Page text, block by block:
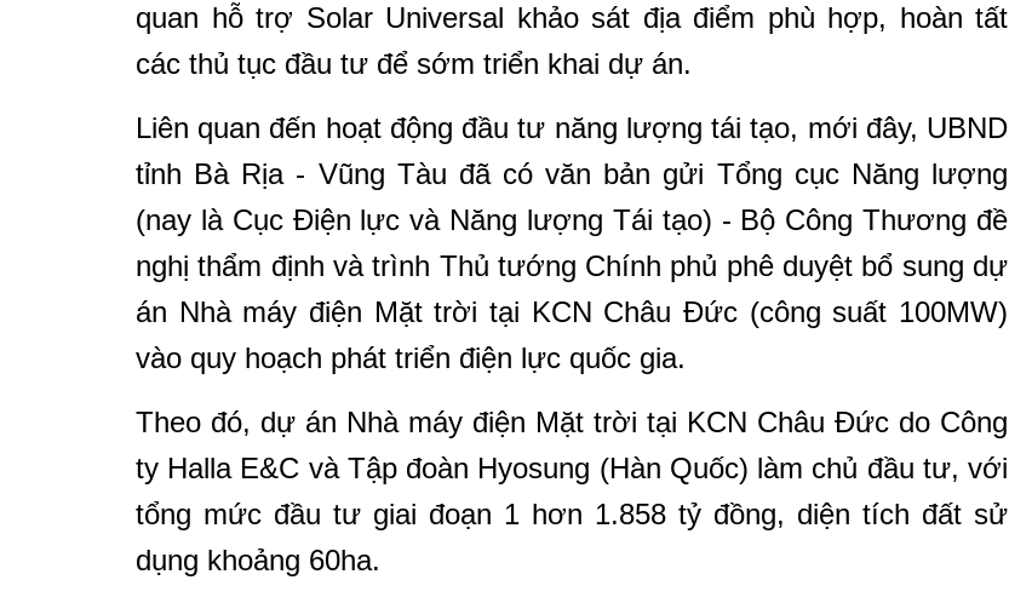
quan hỗ trợ Solar Universal khảo sát địa điểm phù hợp, hoàn tất
các thủ tục đầu tư để sớm triển khai dự án.
Liên quan đến hoạt động đầu tư năng lượng tái tạo, mới đây, UBND
tỉnh Bà Rịa - Vũng Tàu đã có văn bản gửi Tổng cục Năng lượng
(nay là Cục Điện lực và Năng lượng Tái tạo) - Bộ Công Thương đề
nghị thẩm định và trình Thủ tướng Chính phủ phê duyệt bổ sung dự
án Nhà máy điện Mặt trời tại KCN Châu Đức (công suất 100MW)
vào quy hoạch phát triển điện lực quốc gia.
Theo đó, dự án Nhà máy điện Mặt trời tại KCN Châu Đức do Công
ty Halla E&C và Tập đoàn Hyosung (Hàn Quốc) làm chủ đầu tư, với
tổng mức đầu tư giai đoạn 1 hơn 1.858 tỷ đồng, diện tích đất sử
dụng khoảng 60ha.